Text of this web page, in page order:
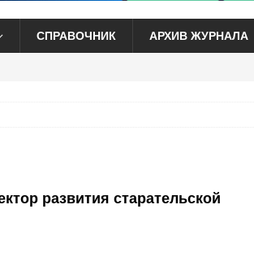
СПРАВОЧНИК АРХИВ ЖУРНАЛА
развития старательской